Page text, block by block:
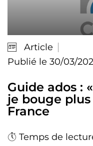
Article
Publié le 30/03/
Guide ados :
je bouge
France
Temps de